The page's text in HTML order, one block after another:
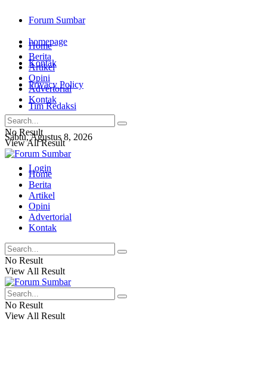
Forum Sumbar
homepage
Kontak
Privacy Policy
Tim Redaksi
Sabtu, Agustus 8, 2026
Login
Home
Berita
Artikel
Opini
Advertorial
Kontak
No Result
View All Result
Home
Berita
Artikel
Opini
Advertorial
Kontak
No Result
View All Result
No Result
View All Result